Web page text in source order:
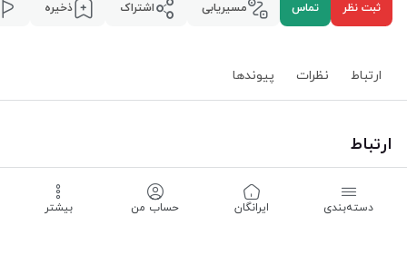
ثبت نظر تماس مسیریابی اشتراک ذخیره
ارتباط نظرات پیوند‌ها
ارتباط
استان همدان
دسته‌بندی ‌ایرانگان حساب من بیشتر